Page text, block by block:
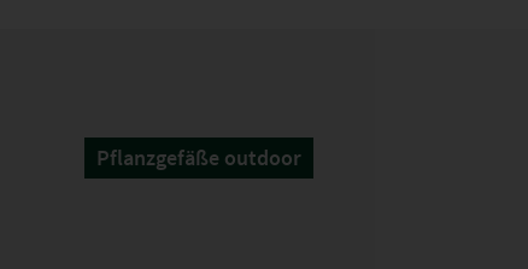
Pflanzgefäße outdoor